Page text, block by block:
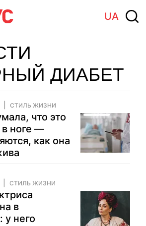
UA
ДИАБЕТ
СТИЛЬ ЖИЗНИ
что это
в ноге —
как она
СТИЛЬ ЖИЗНИ
в
у него